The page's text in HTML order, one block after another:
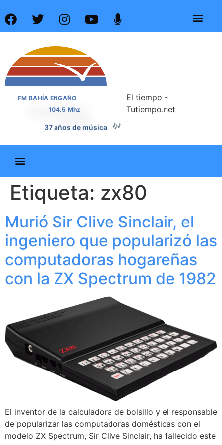
FM BAHÍA ENGAÑO
104.5 Mhz
37 años de música 🎶
El tiempo -
Tutiempo.net
Etiqueta: zx80
Murió Sir Clive Sinclair, el
ingeniero que popularizó las
computadoras hogareñas
con la ZX Spectrum de 1982
El inventor de la calculadora de bolsillo y el responsable
de popularizar las computadoras domésticas con el
modelo ZX Spectrum, Sir Clive Sinclair, ha fallecido este